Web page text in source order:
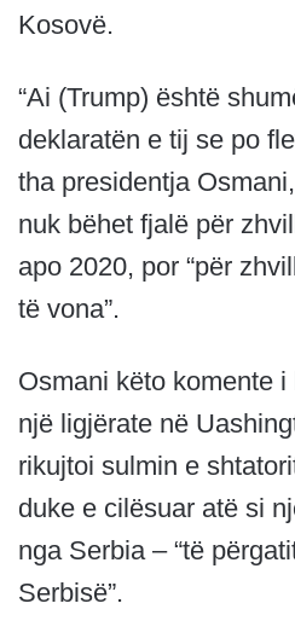
Kosovë.
“Ai (Trump) është
deklaratën e tij se po
tha presidentja
nuk bëhet fjalë për
apo 2020, por “për
të vona”.
Osmani këto komente
një ligjërate në
rikujtoi sulmin e
duke e cilësuar atë si
nga Serbia – “të
Serbisë”.